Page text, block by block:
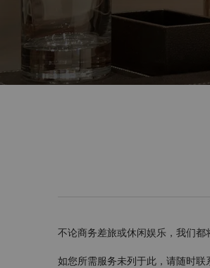
不论商务差旅或休闲娱乐，我们都
如您所需服务未列于此，请随时联